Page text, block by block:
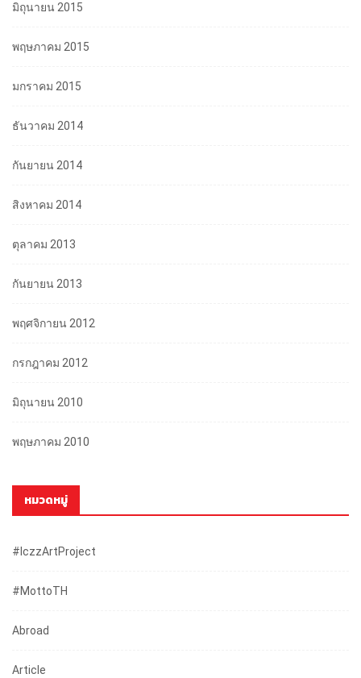
มิถุนายน 2015
พฤษภาคม 2015
มกราคม 2015
ธันวาคม 2014
กันยายน 2014
สิงหาคม 2014
ตุลาคม 2013
กันยายน 2013
พฤศจิกายน 2012
กรกฎาคม 2012
มิถุนายน 2010
พฤษภาคม 2010
หมวดหมู่
#iczzArtProject
#mottoTH
Abroad
Article